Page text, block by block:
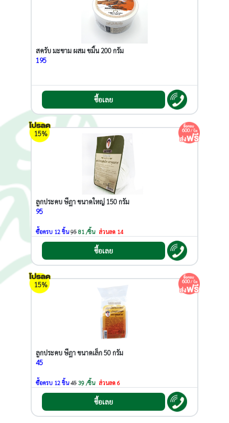
สครับ มะขาม ผสม ขมิ้น 200 กรัม
195
ซื้อเลย
15% 600/ บิล
ลูกประคบ ษีฏา ขนาดใหญ่ 150 กรัม
95
ซื้อครบ 12 ชิ้น95 81 /ชิ้น ส่วนลด 14
ซื้อเลย
15% 600/ บิล
ลูกประคบ ษีฏา ขนาดเล็ก 50 กรัม
45
ซื้อครบ 12 ชิ้น45 39 /ชิ้น ส่วนลด 6
ซื้อเลย